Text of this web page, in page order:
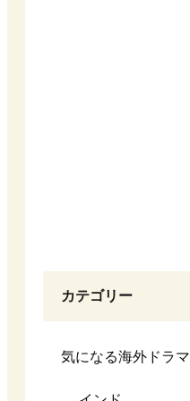
カテゴリー
気になる海外ドラマ